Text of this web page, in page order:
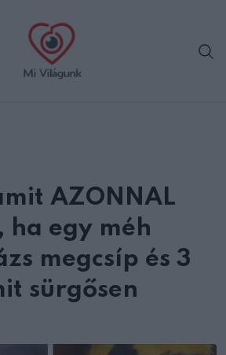
AZONNAL
ha egy méh
megcsíp és 3
sürgősen